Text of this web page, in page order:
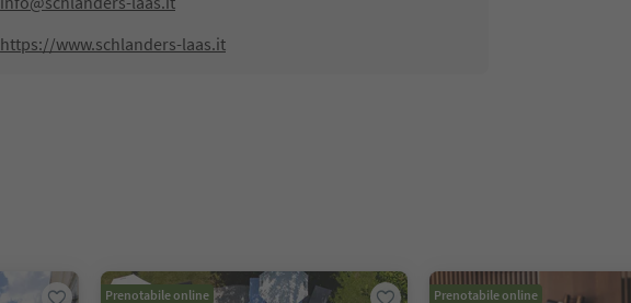
https://www.schlanders-laas.it
Prenotabile online Prenotabile online